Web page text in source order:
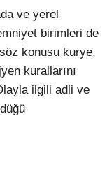
ve yerel
birimleri de
konusu kurye,
kurallarını
ilgili adli ve